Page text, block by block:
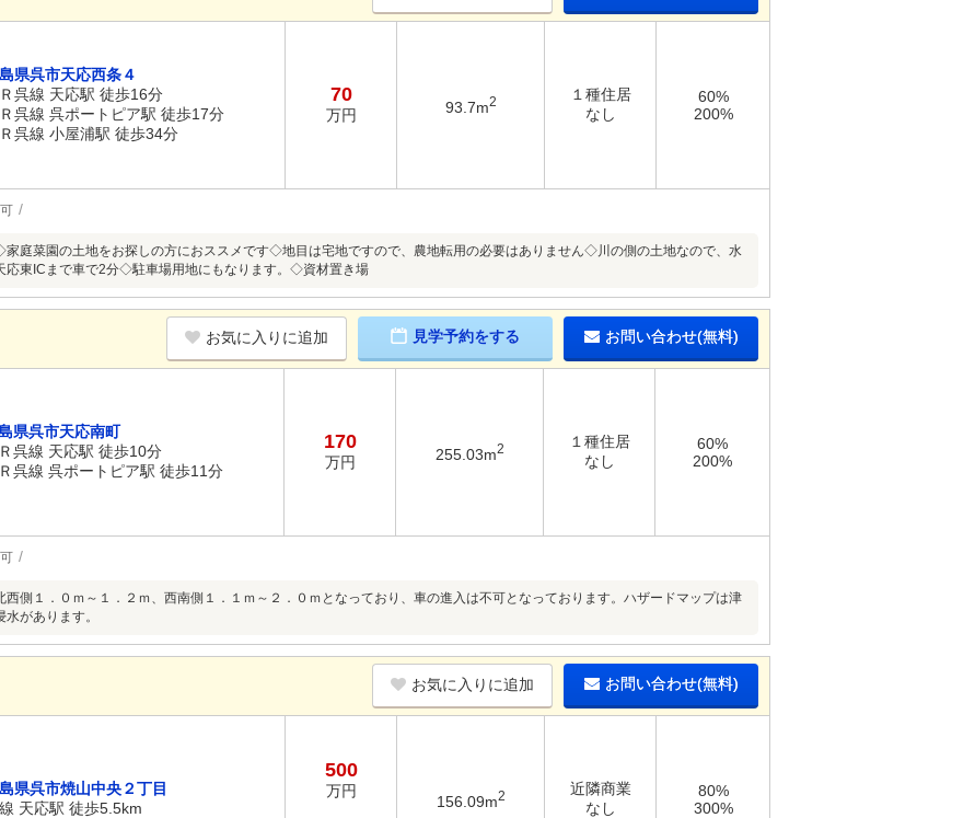
県呉市天応西条４
Ｒ呉線 天応駅 徒歩16分
Ｒ呉線 呉ポートピア駅 徒歩17分
Ｒ呉線 小屋浦駅 徒歩34分
70
万円 93.7m2
１種住居
なし
60%
200%
庭菜園の土地をお探しの方におススメです◇地目は宅地ですので、農地転用の必要はありません◇川の側の土地なので、水
応東ICまで車で2分◇駐車場用地にもなります。◇資材置き場
お気に入りに追加 見学予約をする お問い合わせ(無料)
県呉市天応南町
Ｒ呉線 天応駅 徒歩10分
Ｒ呉線 呉ポートピア駅 徒歩11分
170
万円 255.03m2
１種住居
なし
60%
200%
西側１．０ｍ～１．２ｍ、西南側１．１ｍ～２．０ｍとなっており、車の進入は不可となっております。ハザードマップは津
があります。
お気に入りに追加 お問い合わせ(無料)
県呉市焼山中央２丁目
天応駅 徒歩5.5km
500
万円
156.09m2
近隣商業
なし
80%
300%